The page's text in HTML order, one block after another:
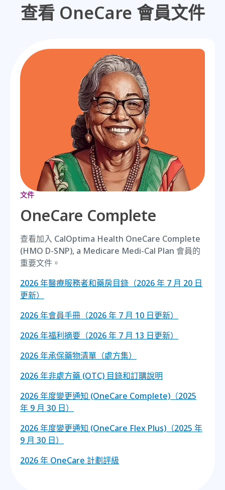
查看 OneCare 會員文件
文件
OneCare Complete
查看加入 CalOptima Health OneCare Complete
(HMO D-SNP), a Medicare Medi-Cal Plan 會員的
重要文件。
2026 年醫療服務者和藥房目錄（2026 年 7 月 20 日
更新）
2026 年會員手冊（2026 年 7 月 10 日更新）
2026 年福利摘要（2026 年 7 月 13 日更新）
2026 年承保藥物清單（處方集）
2026 年非處方藥 (OTC) 目錄和訂購說明
2026 年度變更通知 (OneCare Complete)（2025
年 9 月 30 日）
2026 年度變更通知 (OneCare Flex Plus)（2025 年
9 月 30 日）
2026 年 OneCare 計劃評級